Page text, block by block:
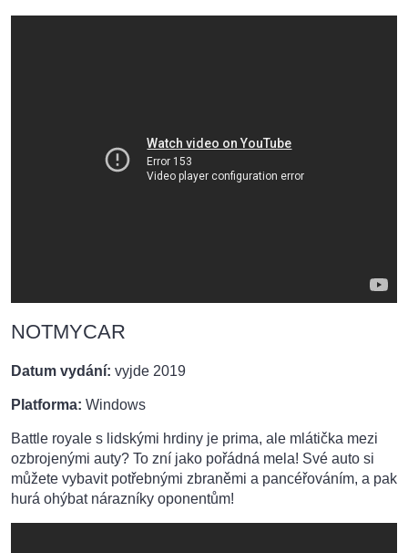
NOTMYCAR
Datum vydání: vyjde 2019
Platforma: Windows
Battle royale s lidskými hrdiny je prima, ale mlátička mezi
ozbrojenými auty? To zní jako pořádná mela! Své auto si
můžete vybavit potřebnými zbraněmi a pancéřováním, a pak
hurá ohýbat nárazníky oponentům!